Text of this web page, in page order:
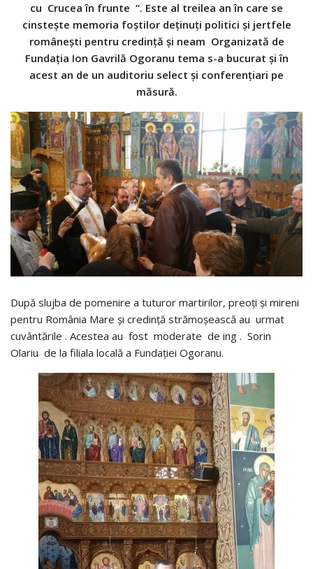
cu Crucea în frunte “. Este al treilea an în care se
cinstește memoria foștilor deținuți politici și jertfele
românești pentru credință și neam Organizată de
Fundația Ion Gavrilă Ogoranu tema s-a bucurat și în
acest an de un auditoriu select și conferențiari pe
măsură.
După slujba de pomenire a tuturor martirilor, preoți și mireni
pentru România Mare și credință strămoșească au urmat
cuvântările . Acestea au fost moderate de ing . Sorin
Olariu de la filiala locală a Fundației Ogoranu.